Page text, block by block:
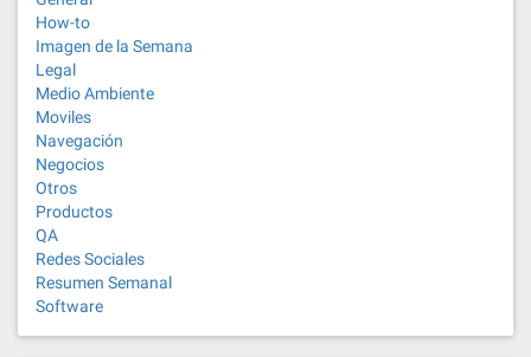
How-to
Imagen de la Semana
Legal
Medio Ambiente
Moviles
Navegación
Negocios
Otros
Productos
QA
Redes Sociales
Resumen Semanal
Software